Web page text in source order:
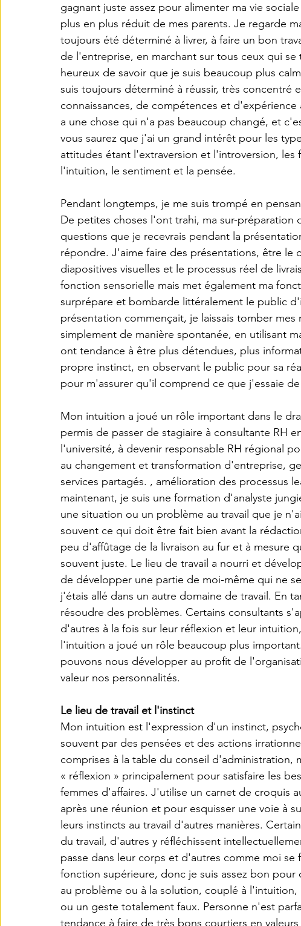
gagnant juste assez pour alimenter ma vie
plus en plus réduit de mes parents. Je regarde
toujours été déterminé à livrer, à faire un bon
de l'entreprise, en marchant sur tous ceux qui
heureux de savoir que je suis beaucoup plus
suis toujours déterminé à réussir, très concentré
connaissances, de compétences et
a une chose qui n'a pas beaucoup changé, et
vous saurez que j'ai un grand intérêt pour les
attitudes étant l'extraversion et l'introversion, les
l'intuition, le sentiment et la pensée.
Pendant longtemps, je me suis trompé en
De petites choses l'ont trahi, ma sur-préparation
questions que je recevrais pendant la
répondre. J'aime faire des présentations, être
diapositives visuelles et le processus réel de
fonction sensorielle mais met également ma
surprépare et bombarde littéralement le public
présentation commençait, je laissais tomber
simplement de manière spontanée, en utilisant
ont tendance à être plus détendues, plus
propre instinct, en observant le public pour sa
pour m'assurer qu'il comprend ce que j'essaie
Mon intuition a joué un rôle important dans le
permis de passer de stagiaire à consultante RH
l'université, à devenir responsable RH régional
au changement et transformation d'entreprise,
services partagés. , amélioration des processus
maintenant, je suis une formation d'analyste
une situation ou un problème au travail que je
souvent ce qui doit être fait bien avant la
peu d'affûtage de la livraison au fur et à mesure
souvent juste. Le lieu de travail a nourri et
de développer une partie de moi-même qui ne
j'étais allé dans un autre domaine de travail. En
résoudre des problèmes. Certains consultants
d'autres à la fois sur leur réflexion et leur
l'intuition a joué un rôle beaucoup plus
pouvons nous développer au profit de
valeur nos personnalités.
Le lieu de travail et l'instinct
Mon intuition est l'expression d'un instinct,
souvent par des pensées et des actions
comprises à la table du conseil d'administration,
« réflexion » principalement pour satisfaire les
femmes d'affaires. J'utilise un carnet de croquis
après une réunion et pour esquisser une voie à
leurs instincts au travail d'autres manières.
du travail, d'autres y réfléchissent
passe dans leur corps et d'autres comme moi
fonction supérieure, donc je suis assez bon
au problème ou à la solution, couplé à
ou un geste totalement faux. Personne n'est
tendance à faire de très bons courtiers en